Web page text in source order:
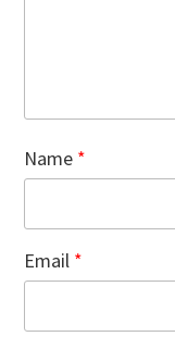
Name *
Email *